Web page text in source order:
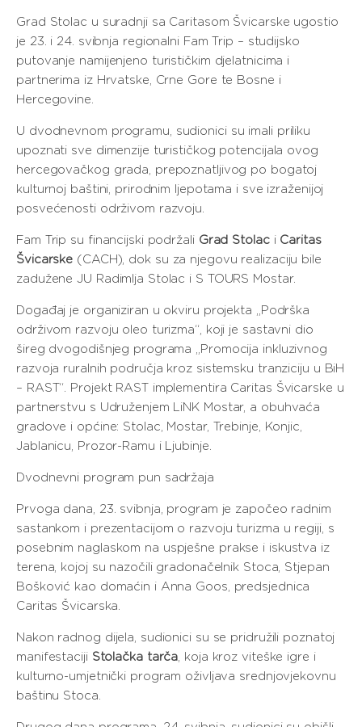
Grad Stolac u suradnji sa Caritasom Švicarske ugostio
je 23. i 24. svibnja regionalni Fam Trip – studijsko
putovanje namijenjeno turističkim djelatnicima i
partnerima iz Hrvatske, Crne Gore te Bosne i
Hercegovine.
U dvodnevnom programu, sudionici su imali priliku
upoznati sve dimenzije turističkog potencijala ovog
hercegovačkog grada, prepoznatljivog po bogatoj
kulturnoj baštini, prirodnim ljepotama i sve izraženijoj
posvećenosti održivom razvoju.
Fam Trip su financijski podržali Grad Stolaci Caritas
Švicarske (CACH), dok su za njegovu realizaciju bile
zadužene JU Radimlja Stolac i S TOURS Mostar.
Događaj je organiziran u okviru projekta „Podrška
održivom razvoju oleo turizma“, koji je sastavni dio
šireg dvogodišnjeg programa „Promocija inkluzivnog
razvoja ruralnih područja kroz sistemsku tranziciju u BiH
– RAST“. Projekt RAST implementira Caritas Švicarske u
partnerstvu s Udruženjem LiNK Mostar, a obuhvaća
gradove i općine: Stolac, Mostar, Trebinje, Konjic,
Jablanicu, Prozor-Ramu i Ljubinje.
Dvodnevni program pun sadržaja
Prvoga dana, 23. svibnja, program je započeo radnim
sastankom i prezentacijom o razvoju turizma u regiji, s
posebnim naglaskom na uspješne prakse i iskustva iz
terena, kojoj su nazočili gradonačelnik Stoca, Stjepan
Bošković kao domaćin i Anna Goos, predsjednica
Caritas Švicarska.
Nakon radnog dijela, sudionici su se pridružili poznatoj
manifestaciji Stolačka tarča, koja kroz viteške igre i
kulturno-umjetnički program oživljava srednjovjekovnu
baštinu Stoca.